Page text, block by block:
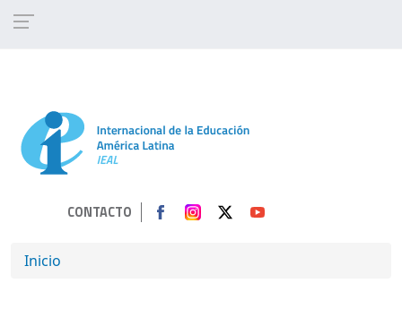
CONTACTO
SOBRESCRIBIR ENLACES DE AYUDA A
Inicio